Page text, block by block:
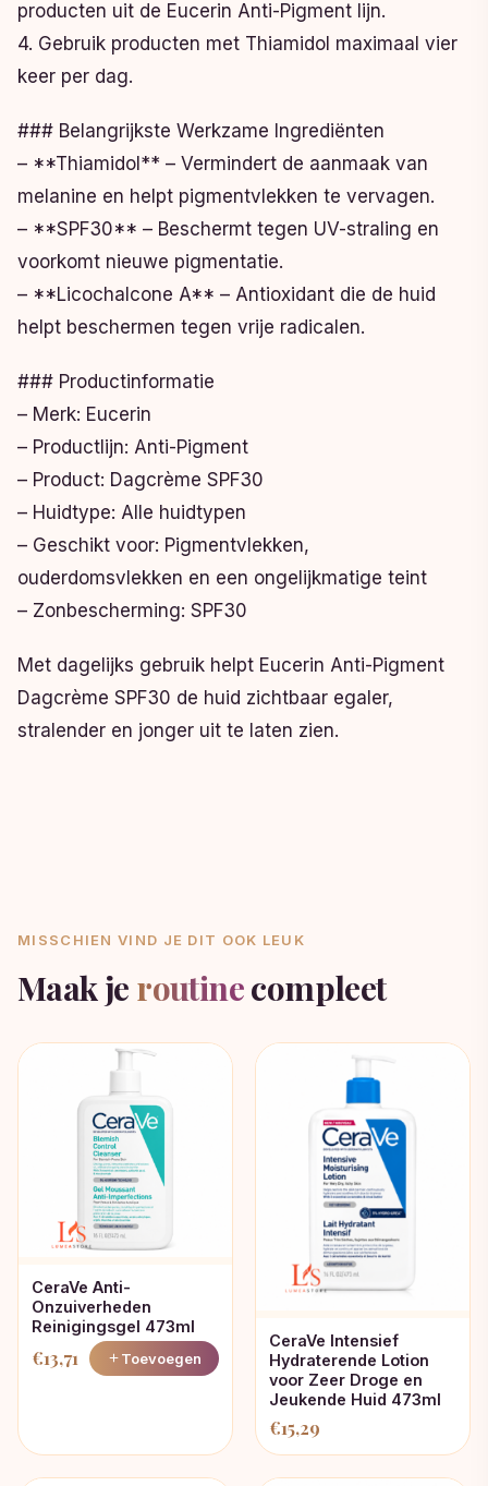
producten uit de Eucerin Anti-Pigment lijn.
4. Gebruik producten met Thiamidol maximaal vier
keer per dag.
### Belangrijkste Werkzame Ingrediënten
– **Thiamidol** – Vermindert de aanmaak van
melanine en helpt pigmentvlekken te vervagen.
– **SPF30** – Beschermt tegen UV-straling en
voorkomt nieuwe pigmentatie.
– **Licochalcone A** – Antioxidant die de huid
helpt beschermen tegen vrije radicalen.
### Productinformatie
– Merk: Eucerin
– Productlijn: Anti-Pigment
– Product: Dagcrème SPF30
– Huidtype: Alle huidtypen
– Geschikt voor: Pigmentvlekken,
ouderdomsvlekken en een ongelijkmatige teint
– Zonbescherming: SPF30
Met dagelijks gebruik helpt Eucerin Anti-Pigment
Dagcrème SPF30 de huid zichtbaar egaler,
stralender en jonger uit te laten zien.
MISSCHIEN VIND JE DIT OOK LEUK
Maak je routinecompleet
CeraVe Anti-
Onzuiverheden
Reinigingsgel 473ml
€13,71 Toevoegen
CeraVe Intensief
Hydraterende Lotion
voor Zeer Droge en
Jeukende Huid 473ml
€15,29